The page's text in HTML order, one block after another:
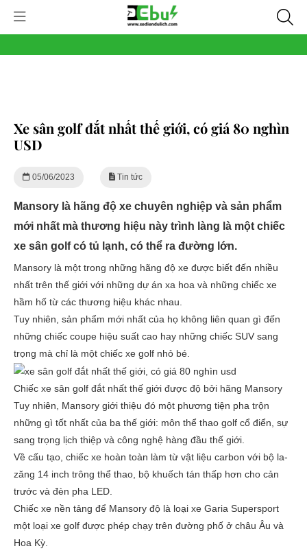
Xe sân golf đắt nhất thế giới, có giá 80 nghìn
USD
05/06/2023 Tin tức
Mansory là hãng độ xe chuyên nghiệp và sản phẩm
mới nhất mà thương hiệu này trình làng là một chiếc
xe sân golf có tủ lạnh, có thể ra đường lớn.
Mansory là một trong những hãng độ xe được biết đến nhiều
nhất trên thế giới với những dự án xa hoa và những chiếc xe
hầm hố từ các thương hiệu khác nhau.
Tuy nhiên, sản phẩm mới nhất của họ không liên quan gì đến
những chiếc coupe hiệu suất cao hay những chiếc SUV sang
trọng mà chỉ là một chiếc xe golf nhỏ bé.
Chiếc xe sân golf đắt nhất thế giới được độ bởi hãng Mansory
Tuy nhiên, Mansory giới thiệu đó một phương tiện pha trộn
những gì tốt nhất của ba thế giới: môn thể thao golf cổ điển, sự
sang trọng lịch thiệp và công nghệ hàng đầu thế giới.
Về cấu tạo, chiếc xe hoàn toàn làm từ vật liệu carbon với bộ la-
zăng 14 inch trông thể thao, bộ khuếch tán thấp hơn cho cản
trước và đèn pha LED.
Chiếc xe nền tảng để Mansory độ là loại xe Garia Supersport
một loại xe golf được phép chạy trên đường phố ở châu Âu và
Hoa Kỳ.